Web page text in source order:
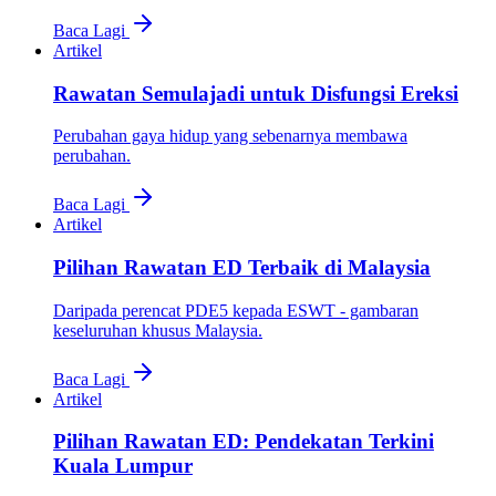
Baca Lagi
Artikel
Rawatan Semulajadi untuk Disfungsi Ereksi
Perubahan gaya hidup yang sebenarnya membawa
perubahan.
Baca Lagi
Artikel
Pilihan Rawatan ED Terbaik di Malaysia
Daripada perencat PDE5 kepada ESWT - gambaran
keseluruhan khusus Malaysia.
Baca Lagi
Artikel
Pilihan Rawatan ED: Pendekatan Terkini
Kuala Lumpur